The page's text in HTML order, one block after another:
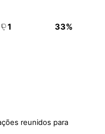
1 33%
reunidos para